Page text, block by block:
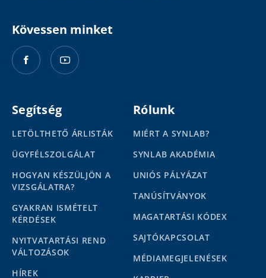
Kövessen minket
Segítség
LETÖLTHETŐ ÁRLISTÁK
ÜGYFÉLSZOLGÁLAT
HOGYAN KÉSZÜLJÖN A
VIZSGÁLATRA?
GYAKRAN ISMÉTELT
KÉRDÉSEK
NYITVATARTÁSI REND
VÁLTOZÁSOK
HÍREK
Rólunk
MIÉRT A SYNLAB?
SYNLAB AKADÉMIA
UNIÓS PÁLYÁZAT
TANÚSÍTVÁNYOK
MAGATARTÁSI KÓDEX
SAJTÓKAPCSOLAT
MÉDIAMEGJELENÉSEK